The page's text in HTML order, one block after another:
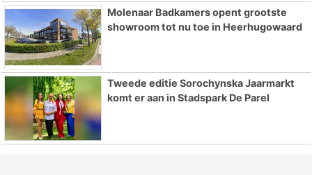
Molenaar Badkamers opent grootste
showroom tot nu toe in Heerhugowaard
Tweede editie Sorochynska Jaarmarkt
komt er aan in Stadspark De Parel